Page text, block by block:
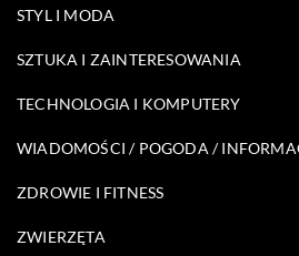
STYL I MODA
SZTUKA I ZAINTERESOWANIA
TECHNOLOGIA I KOMPUTERY
WIADOMOŚCI / POGODA /
ZDROWIE I FITNESS
ZWIERZĘTA